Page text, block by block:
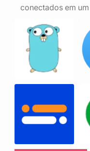
conectados em